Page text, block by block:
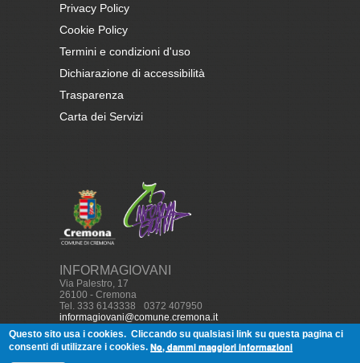
Privacy Policy
Cookie Policy
Termini e condizioni d'uso
Dichiarazione di accessibilità
Trasparenza
Carta dei Servizi
INFORMAGIOVANI
Via Palestro, 17
26100 - Cremona
Tel. 333 6143338
0372 407950
informagiovani@comune.cremona.it
Questo sito usa i cookies. Cliccando su qualsiasi link su questa pagina ci
consenti di utilizzare i cookies. No, dammi maggiori informazioni